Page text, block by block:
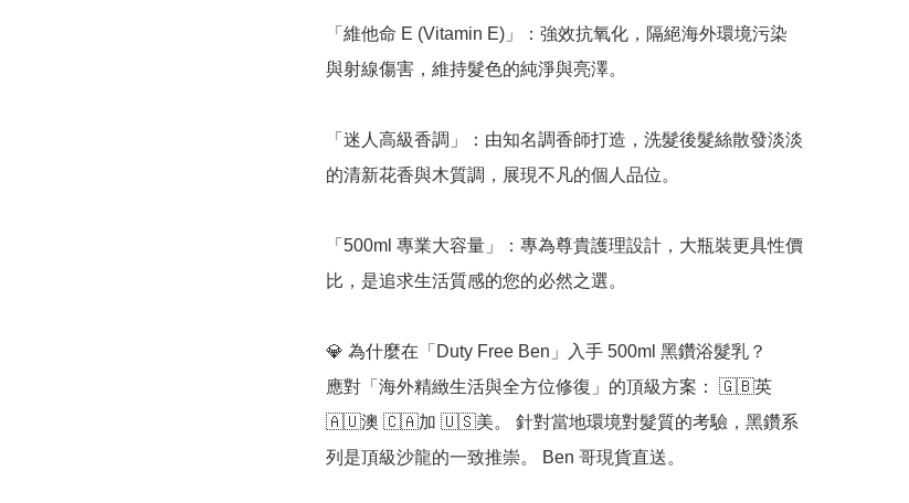
「維他命 E (Vitamin E)」：強效抗氧化，隔絕海外環境污染
與射線傷害，維持髮色的純淨與亮澤。
「迷人高級香調」：由知名調香師打造，洗髮後髮絲散發淡淡
的清新花香與木質調，展現不凡的個人品位。
「500ml 專業大容量」：專為尊貴護理設計，大瓶裝更具性價
比，是追求生活質感的您的必然之選。
💎 為什麼在「Duty Free Ben」入手 500ml 黑鑽浴髮乳？
應對「海外精緻生活與全方位修復」的頂級方案： 🇬🇧英
🇦🇺澳 🇨🇦加 🇺🇸美。 針對當地環境對髮質的考驗，黑鑽系
列是頂級沙龍的一致推崇。 Ben 哥現貨直送。